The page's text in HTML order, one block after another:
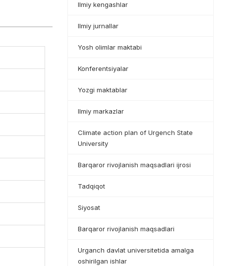
Ilmiy kengashlar
Ilmiy jurnallar
Yosh olimlar maktabi
Konferentsiyalar
Yozgi maktablar
Ilmiy markazlar
Climate action plan of Urgench State
University
Barqaror rivojlanish maqsadlari ijrosi
Tadqiqot
Siyosat
Barqaror rivojlanish maqsadlari
Urganch davlat universitetida amalga
oshirilgan ishlar